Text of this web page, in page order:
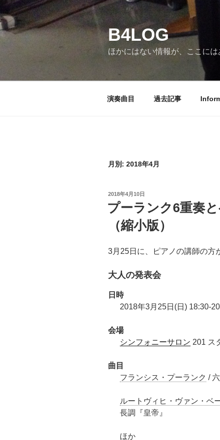
ン
テ
ン
B4LOG
ほかにはない情報が、ここに
演奏曲目 過去記事
月別: 2018年4月
投
日:
2018年4月10日
プーランク6重奏
（縮小版）
3月25日に、ピアノの講師の方
大人の発表会
日時
2018年3月25日(日) 18:30-
会場
シンフォニーサロン 201 ス
曲目
フランシス・プーランク /
ルートヴィヒ・ヴァン・ベ
長調『皇帝』
ほか